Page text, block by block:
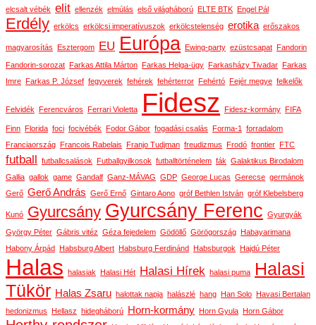
elcsalt vébék elit ellenzék elmúlás első világháború ELTE BTK Engel Pál
Erdély erkölcs erkölcsi imperatívuszok erkölcstelenség erotika erőszakos
magyarosítás Esztergom EU Európa Ewing-party ezüstcsapat Fandorin
Fandorin-sorozat Farkas Attila Márton Farkas Helga-ügy Farkasházy Tivadar
Farkas
Imre
Farkas P. József fegyverek fehérek fehérterror Fehértó Fejér megye felkelők
Felvidék Ferencváros Ferrari Violetta Fidesz Fidesz-kormány FIFA
Finn Florida foci focivébék Fodor Gábor fogadási csalás Forma-1
forradalom
Franciaország
Francois Rabelais Franjo Tudjman freudizmus Frodó frontier FTC
futball futballcsalások Futballgyilkosok futballtörténelem fák Galaktikus Birodalom
Gallia gallok game Gandalf Ganz-MÁVAG GDP George Lucas Gerecse germánok
Gerő Gerő András Gerő Ernő Gintaro Aono gróf Bethlen István gróf Klebelsberg
Kunó Gyurcsány Gyurcsány Ferenc Gyurgyák
György Péter Gábris vitéz Géza fejedelem Gödöllő Görögország
Habayarimana
Habony Árpád
Habsburg Albert Habsburg Ferdinánd Habsburgok Hajdú Péter
Halas halasiak Halasi Hét Halasi Hírek halasi puma
Halasi
Tükör Halas Zsaru halottak napja halászlé hang Han Solo
Havasi Bertalan
hedonizmus
Hellasz hidegháború Horn-kormány Horn Gyula Horn Gábor